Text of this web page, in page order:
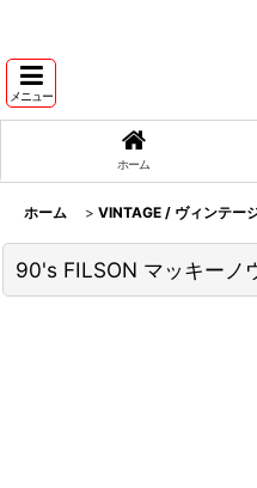
メニュー
ホーム
ホーム > VINTAGE / ヴィンテー
90's FILSON マッキーノ